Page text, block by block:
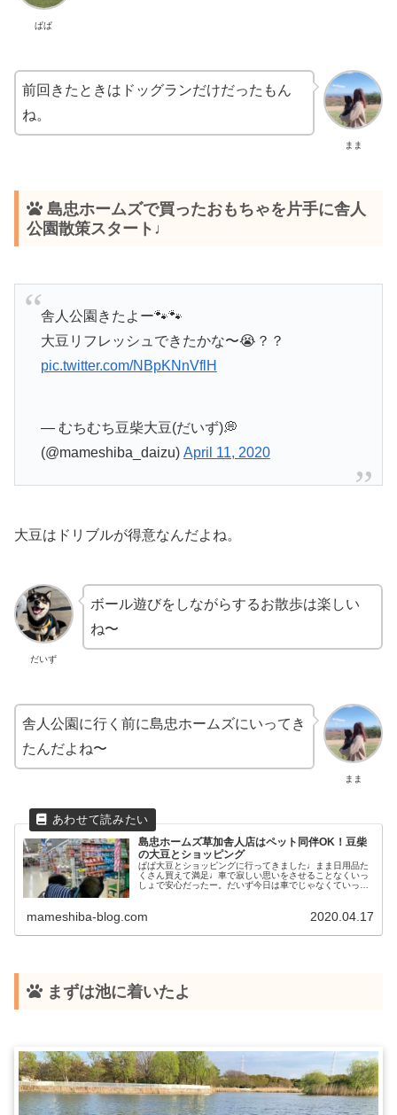
ぱぱ
まま
前回きたときはドッグランだけだったもん
ね。
島忠ホームズで買ったおもちゃを片手に舎人
公園散策スタート♩
舎人公園きたよー🐾🐾
大豆リフレッシュできたかな〜😭？？
pic.twitter.com/NBpKNnVflH
— むちむち豆柴大豆(だいず)💭
(@mameshiba_daizu) April 11, 2020
大豆はドリブルが得意なんだよね。
だいず
ボール遊びをしながらするお散歩は楽しい
ね〜
まま
舎人公園に行く前に島忠ホームズにいってき
たんだよね〜
島忠ホームズ草加舎人店はペット同伴OK！豆柴
の大豆とショッピング
ぱぱ大豆とショッピングに行ってきました♩まま日用品た
くさん買えて満足♩車で寂しい思いをさせることなくいっ
しょで安心だったー。だいず今日は車でじゃなくていっし
mameshiba-blog.com 2020.04.17
まずは池に着いたよ